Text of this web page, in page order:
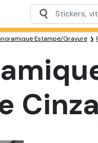
Estampe/Gravure